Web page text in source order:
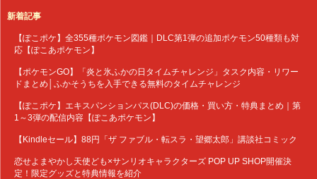
新着記事
【ぽこポケ】全355種ポケモン図鑑｜DLC第1弾の追加ポケモン50種類も対
応【ぽこあポケモン】
【ポケモンGO】「炎と氷ふかの日タイムチャレンジ」タスク内容・リワー
ドまとめ│ふかそうちを入手できる無料のタイムチャレンジ
【ぽこポケ】エキスパンションパス(DLC)の価格・買い方・特典まとめ｜第
1～3弾の配信内容【ぽこあポケモン】
【Kindleセール】88円「ザ ファブル・転スラ・望郷太郎」講談社コミック
恋せよまやかし天使ども×サンリオキャラクターズ POP UP SHOP開催決
定！限定グッズと特典情報を紹介